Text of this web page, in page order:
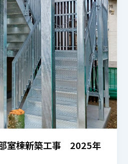
室棟新築工事 2025年